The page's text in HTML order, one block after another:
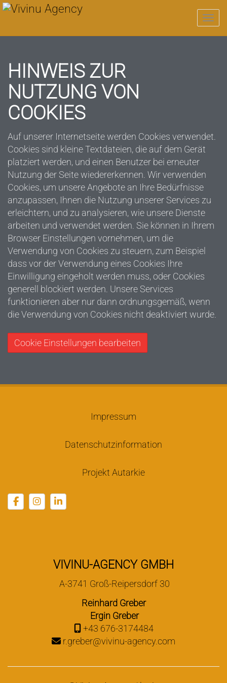
HINWEIS ZUR
NUTZUNG VON
COOKIES
Auf unserer Internetseite werden Cookies verwendet.
Cookies sind kleine Textdateien, die auf dem Gerät
platziert werden, und einen Benutzer bei erneuter
Nutzung der Seite wiedererkennen. Wir verwenden
Cookies, um unsere Angebote an Ihre Bedürfnisse
anzupassen, Ihnen die Nutzung unserer Services zu
erleichtern, und zu analysieren, wie unsere Dienste
arbeiten und verwendet werden. Sie können in Ihrem
Browser Einstellungen vornehmen, um die
Verwendung von Cookies zu steuern, zum Beispiel
dass vor der Verwendung eines Cookies Ihre
Einwilligung eingeholt werden muss, oder Cookies
generell blockiert werden. Unsere Services
funktionieren aber nur dann ordnungsgemäß, wenn
die Verwendung von Cookies nicht deaktiviert wurde.
Cookie Einstellungen bearbeiten
Impressum
Datenschutzinformation
Projekt Autarkie
VIVINU-AGENCY GMBH
A-3741 Groß-Reipersdorf 30
Reinhard Greber
Ergin Greber
+43 676-3174484
r.greber@vivinu-agency.com